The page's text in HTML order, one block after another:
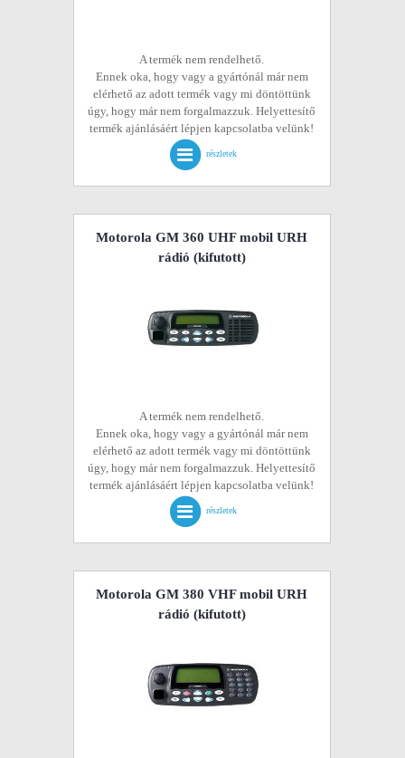
A termék nem rendelhető.
Ennek oka, hogy vagy a gyártónál már nem
elérhető az adott termék vagy mi döntöttünk
úgy, hogy már nem forgalmazzuk. Helyettesítő
termék ajánlásáért lépjen kapcsolatba velünk!
részletek
Motorola GM 360 UHF mobil URH
rádió (kifutott)
A termék nem rendelhető.
Ennek oka, hogy vagy a gyártónál már nem
elérhető az adott termék vagy mi döntöttünk
úgy, hogy már nem forgalmazzuk. Helyettesítő
termék ajánlásáért lépjen kapcsolatba velünk!
részletek
Motorola GM 380 VHF mobil URH
rádió (kifutott)